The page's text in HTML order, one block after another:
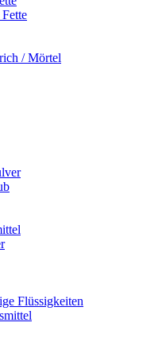
/ Mörtel
Flüssigkeiten